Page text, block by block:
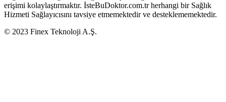
erişimi kolaylaştırmaktır. İsteBuDoktor.com.tr herhangi bir Sağlık
Hizmeti Sağlayıcısını tavsiye etmemektedir ve desteklememektedir.
© 2023 Finex Teknoloji A.Ş.